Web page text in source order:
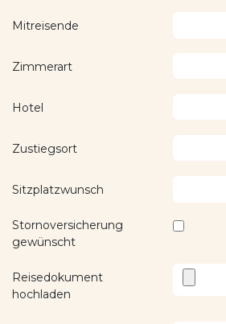
Mitreisende
Zimmerart
Hotel
Zustiegsort
Sitzplatzwunsch
Stornoversicherung
gewünscht
Reisedokument
hochladen